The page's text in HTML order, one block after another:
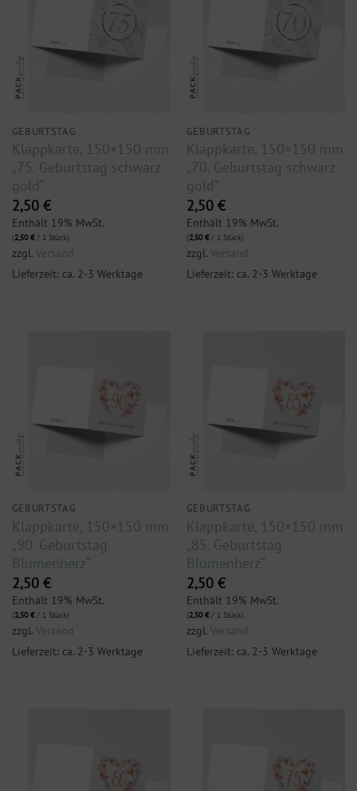
GEBURTSTAG
Klappkarte, 150×150 mm
„75. Geburtstag schwarz-
gold“
2,50 €
Enthält 19% MwSt.
(2,50€/ 1 Stück)
zzgl. Versand
Lieferzeit: ca. 2-3 Werktage
GEBURTSTAG
Klappkarte, 150×150 mm
„70. Geburtstag schwarz-
gold“
2,50 €
Enthält 19% MwSt.
(2,50€/ 1 Stück)
zzgl. Versand
Lieferzeit: ca. 2-3 Werktage
GEBURTSTAG
Klappkarte, 150×150 mm
„90. Geburtstag
Blumenherz“
2,50 €
Enthält 19% MwSt.
(2,50€/ 1 Stück)
zzgl. Versand
Lieferzeit: ca. 2-3 Werktage
GEBURTSTAG
Klappkarte, 150×150 mm
„85. Geburtstag
Blumenherz“
2,50 €
Enthält 19% MwSt.
(2,50€/ 1 Stück)
zzgl. Versand
Lieferzeit: ca. 2-3 Werktage